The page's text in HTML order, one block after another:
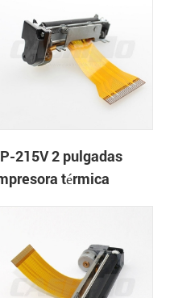
215V 2 pulgadas
térmica